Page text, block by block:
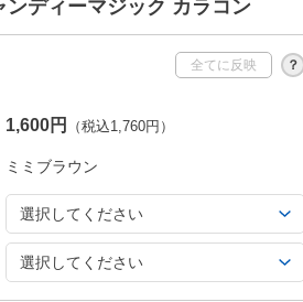
ンディーマジック カラコン
全てに反映 ？
1,600円 （税込1,760円）